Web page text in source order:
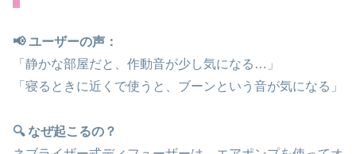
📢 ユーザーの声：
「静かな部屋だと、作動音が少し気になる…」
「寝るときに近くで使うと、ブーンという音が気になる」
🔍 なぜ起こるの？